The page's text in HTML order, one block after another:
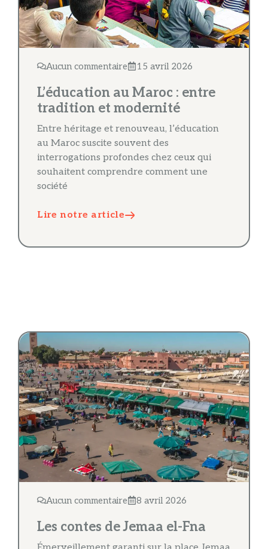
Aucun commentaire 15 avril 2026
L’éducation au Maroc : entre
tradition et modernité
Entre héritage et renouveau, l’éducation
au Maroc suscite souvent des
interrogations profondes chez ceux qui
souhaitent comprendre comment une
société
Lire notre article
Aucun commentaire 8 avril 2026
Les contes de Jemaa el-Fna